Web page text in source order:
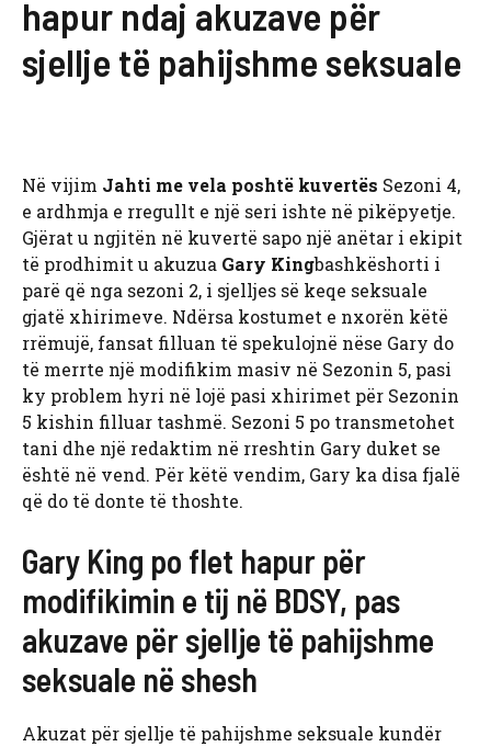
hapur ndaj akuzave për
sjellje të pahijshme seksuale
Në vijim Jahti me vela poshtë kuvertës Sezoni 4,
e ardhmja e rregullt e një seri ishte në pikëpyetje.
Gjërat u ngjitën në kuvertë sapo një anëtar i ekipit
të prodhimit u akuzua Gary Kingbashkëshorti i
parë që nga sezoni 2, i sjelljes së keqe seksuale
gjatë xhirimeve. Ndërsa kostumet e nxorën këtë
rrëmujë, fansat filluan të spekulojnë nëse Gary do
të merrte një modifikim masiv në Sezonin 5, pasi
ky problem hyri në lojë pasi xhirimet për Sezonin
5 kishin filluar tashmë. Sezoni 5 po transmetohet
tani dhe një redaktim në rreshtin Gary duket se
është në vend. Për këtë vendim, Gary ka disa fjalë
që do të donte të thoshte.
Gary King po flet hapur për
modifikimin e tij në BDSY, pas
akuzave për sjellje të pahijshme
seksuale në shesh
Akuzat për sjellje të pahijshme seksuale kundër